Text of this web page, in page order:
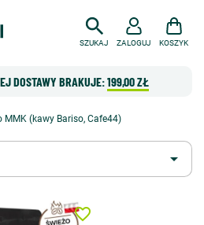
SZUKAJ
DOSTAWY BRAKUJE:199,00 ZŁ
ZALOGUJ KOSZYK
MMK (kawy Bariso, Cafe44)

favorite_border